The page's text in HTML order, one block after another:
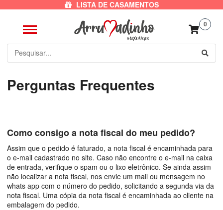
LISTA DE CASAMENTOS
0
Perguntas Frequentes
Como consigo a nota fiscal do meu pedido?
Assim que o pedido é faturado, a nota fiscal é encaminhada para
o e-mail cadastrado no site. Caso não encontre o e-mail na caixa
de entrada, verifique o spam ou o lixo eletrônico. Se ainda assim
não localizar a nota fiscal, nos envie um mail ou mensagem no
whats app com o número do pedido, solicitando a segunda via da
nota fiscal. Uma cópia da nota fiscal é encaminhada ao cliente na
embalagem do pedido.